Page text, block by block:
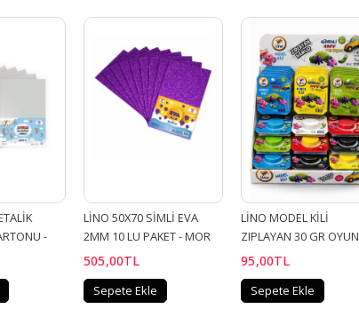
-
LİNO 50X70 SİMLİ EVA
2MM 10 LU PAKET - MOR
505,00TL
Sepete Ekle
LİNO MODEL KİLİ
ZIPLAYAN 30 GR OYUN
HAMURU
95,00TL
Sepete Ekle